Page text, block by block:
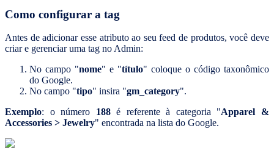
Como configurar a tag
Antes de adicionar esse atributo ao seu feed de produtos, você deve
criar e gerenciar uma tag no Admin:
No campo "nome" e "título" coloque o código taxonômico
do Google.
No campo "tipo" insira "gm_category".
Exemplo: o número 188é referente à categoria "Apparel &
Accessories > Jewelry" encontrada na lista do Google.